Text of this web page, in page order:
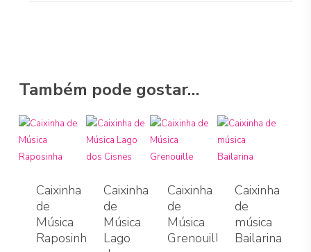
Também pode gostar…
Caixinha
de
Música
Raposinha
Caixinha
de
Música
Lago
Caixinha
de
Música
Grenouille
Caixinha
de
música
Bailarina